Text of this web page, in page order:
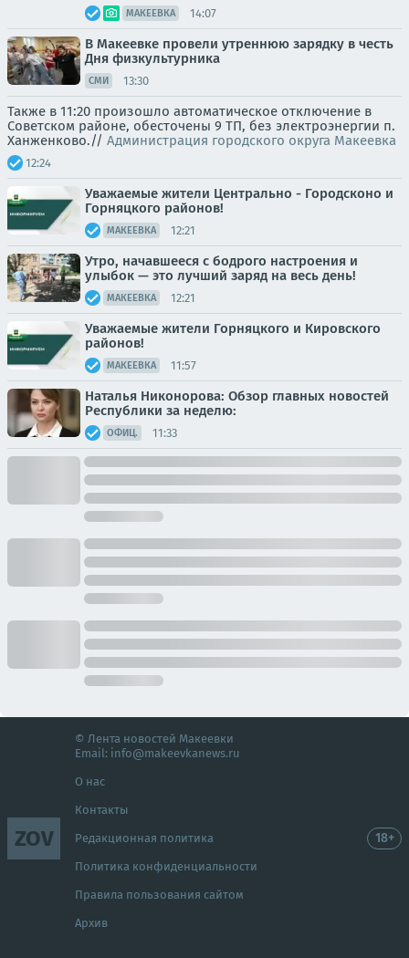
МАКЕЕВКА 14:07
В Макеевке провели утреннюю зарядку в честь
Дня физкультурника
СМИ 13:30
Также в 11:20 произошло автоматическое отключение в
Советском районе, обесточены 9 ТП, без электроэнергии п.
Ханженково.// Администрация городского округа Макеевка
12:24
Уважаемые жители Центрально - Городсконо и
Горняцкого районов!
МАКЕЕВКА 12:21
Утро, начавшееся с бодрого настроения и
улыбок — это лучший заряд на весь день!
МАКЕЕВКА 12:21
Уважаемые жители Горняцкого и Кировского
районов!
МАКЕЕВКА 11:57
Наталья Никонорова: Обзор главных новостей
Республики за неделю:
ОФИЦ. 11:33
ZOV
© Лента новостей Макеевки
Email: info@makeevkanews.ru
О нас
Контакты
Редакционная политика
Политика конфиденциальности
Правила пользования сайтом
Архив
18+